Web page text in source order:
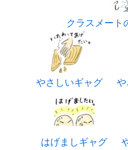
クラスメート
やさしいギャグ
はげましギャグ